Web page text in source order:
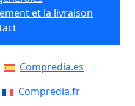
et la livraison
Compredia.es
Compredia.fr